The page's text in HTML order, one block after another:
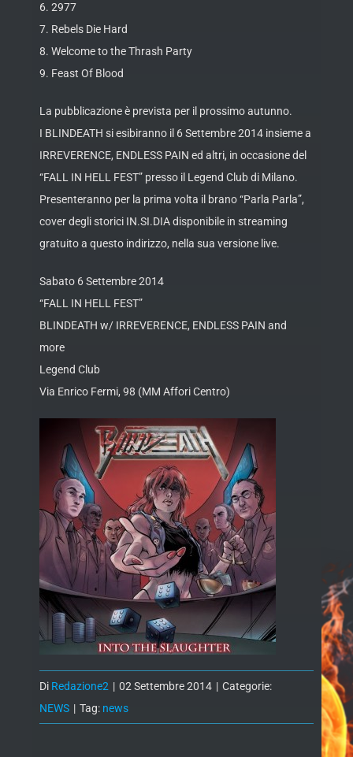
6. 2977
7. Rebels Die Hard
8. Welcome to the Thrash Party
9. Feast Of Blood
La pubblicazione è prevista per il prossimo autunno.
I BLINDEATH si esibiranno il 6 Settembre 2014 insieme a
IRREVERENCE, ENDLESS PAIN ed altri, in occasione del
“FALL IN HELL FEST” presso il Legend Club di Milano.
Presenteranno per la prima volta il brano “Parla Parla”,
cover degli storici IN.SI.DIA disponibile in streaming
gratuito a questo indirizzo, nella sua versione live.
Sabato 6 Settembre 2014
“FALL IN HELL FEST”
BLINDEATH w/ IRREVERENCE, ENDLESS PAIN and
more
Legend Club
Via Enrico Fermi, 98 (MM Affori Centro)
Di Redazione2 | 02 Settembre 2014 | Categorie:
NEWS | Tag: news